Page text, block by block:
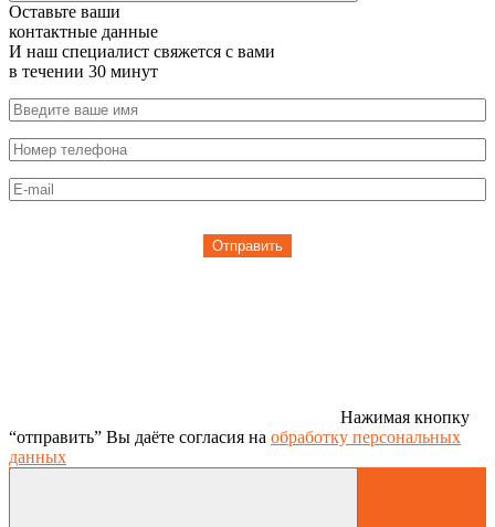
Оставьте ваши
контактные данные
И наш специалист свяжется с вами
в течении 30 минут
Отправить
Нажимая кнопку
“отправить” Вы даёте согласия на обработку персональных
данных